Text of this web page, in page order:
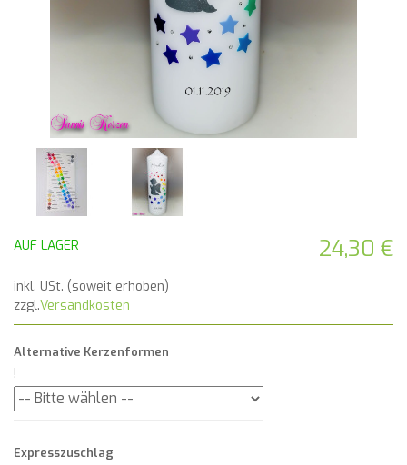
24,30 €
AUF LAGER
inkl. USt. (soweit erhoben)
zzgl.Versandkosten
Alternative Kerzenformen
!
Expresszuschlag